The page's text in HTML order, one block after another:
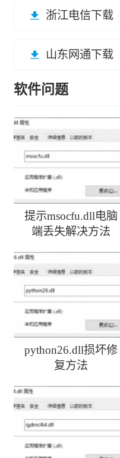
浙江电信下载
山东网通下载
软件问题
提示msocfu.dll电脑
端丢失解决方法
python26.dll损坏修
复方法